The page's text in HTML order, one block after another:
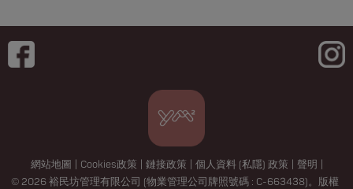
網站地圖 Cookies政策 鏈接政策 個人資料 (私隱) 政策 聲明
© 2026 裕民坊管理有限公司 (物業管理公司牌照號碼 : C-663438)。版權